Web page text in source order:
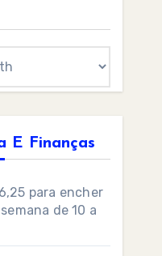
E Finanças
para encher
de 10 a